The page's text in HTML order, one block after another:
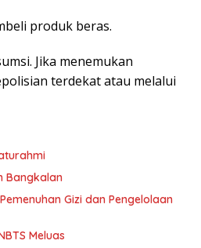
produk beras.
Jika menemukan
terdekat atau melalui
Bangkalan
Gizi dan Pengelolaan
Meluas